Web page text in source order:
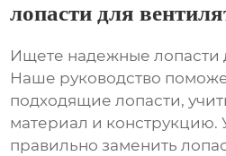
лопасти для
Ищете надежныелопасти
Наше руководство
подходящиелопасти,
материал и конструкцию.
правильно заменить